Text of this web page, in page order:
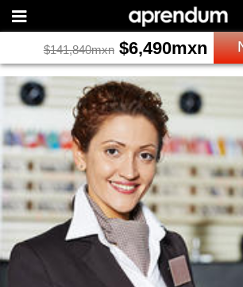
$141,840mxn $6,490mxn